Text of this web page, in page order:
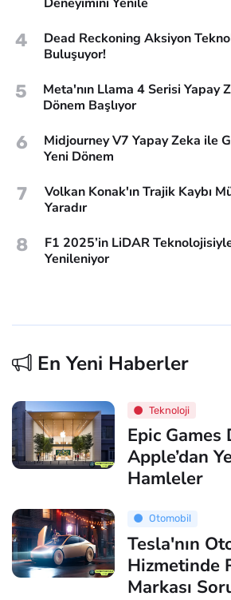
4
Dead Reckoning Aksiyon
Buluşuyor!
5
Meta'nın Llama 4 Serisi Yapay
Dönem Başlıyor
6
Midjourney V7 Yapay Zeka ile
Yeni Dönem
7
Volkan Konak'ın Trajik Kaybı
Yaradır
8
F1 2025’in LiDAR
Yenileniyor
En Yeni Haberler
Teknoloji
Epic Games
Apple’dan
Hamleler
Otomobil
Tesla'nın
Hizmetinde
Markası